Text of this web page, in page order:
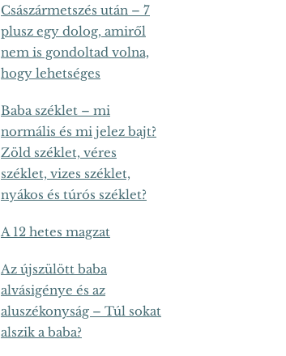
Császármetszés után – 7
plusz egy dolog, amiről
nem is gondoltad volna,
hogy lehetséges
Baba széklet – mi
normális és mi jelez bajt?
Zöld széklet, véres
széklet, vizes széklet,
nyákos és túrós széklet?
A 12 hetes magzat
Az újszülött baba
alvásigénye és az
aluszékonyság – Túl sokat
alszik a baba?